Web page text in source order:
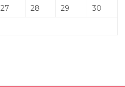
27 28 29
30